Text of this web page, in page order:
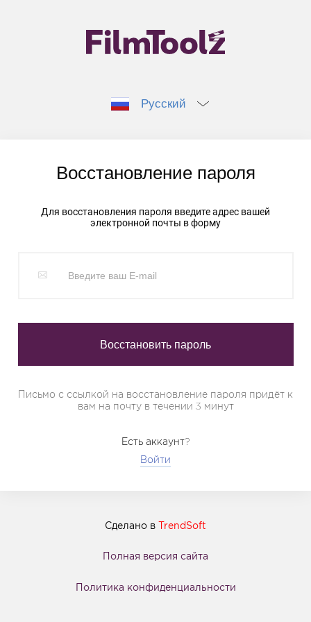
Русский
Восстановление пароля
Для восстановления пароля введите адрес вашей
электронной почты в форму
Письмо с ссылкой на восстановление пароля придёт к
вам на почту в течении 3 минут
Есть аккаунт?
Войти
Сделано в TrendSoft
Полная версия сайта
Политика конфиденциальности